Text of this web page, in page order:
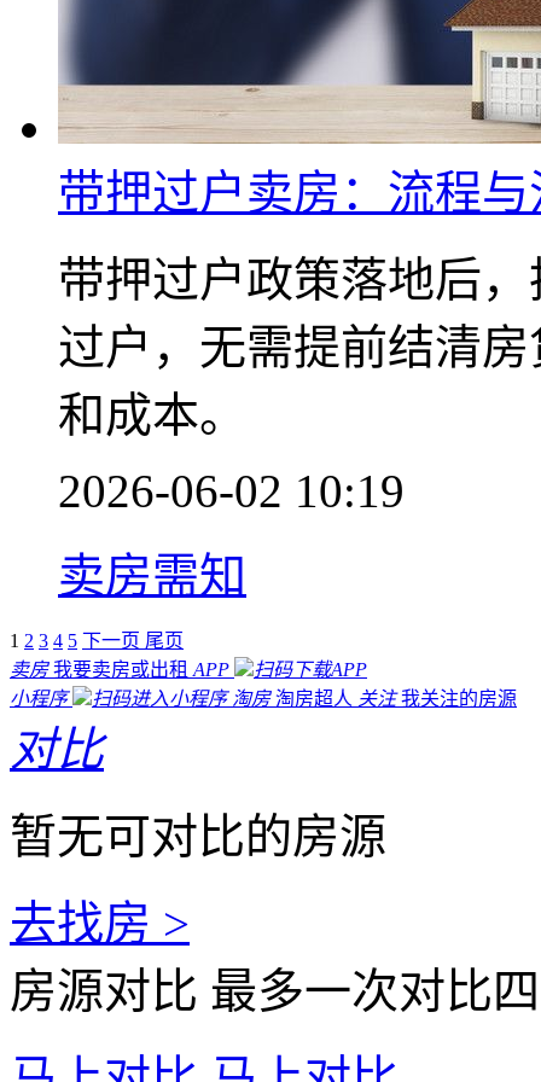
带押过户卖房：流程
带押过户政策落地后
过户，无需提前结清
和成本。
2026-06-02 10:19
卖房需知
1 2 3 4 5 下一页 尾页
卖房 我要卖房或出租 APP
扫码下载APP
小程序
扫码进入小程序 淘房 淘房超人 关注 我关注的房源
对比
暂无可对比的房源
去找房 >
房源对比 最多一次对比